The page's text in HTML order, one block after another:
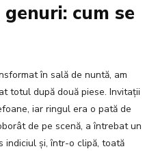
cum se
în sală de nuntă, am
totul după două piese. Invitații
iar ringul era o pată de
de pe scenă, a întrebat un
indiciul și, într-o clipă, toată